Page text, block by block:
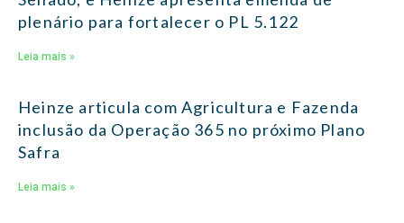
plenário para fortalecer o PL 5.122
Leia mais »
Heinze articula com Agricultura e Fazenda
inclusão da Operação 365 no próximo Plano
Safra
Leia mais »